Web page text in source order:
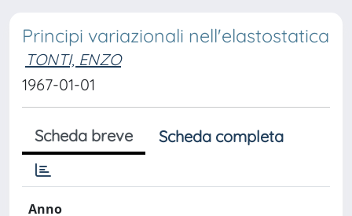
Principi variazionali nell'elastostatica
TONTI, ENZO
1967-01-01
Scheda breve Scheda completa
Anno